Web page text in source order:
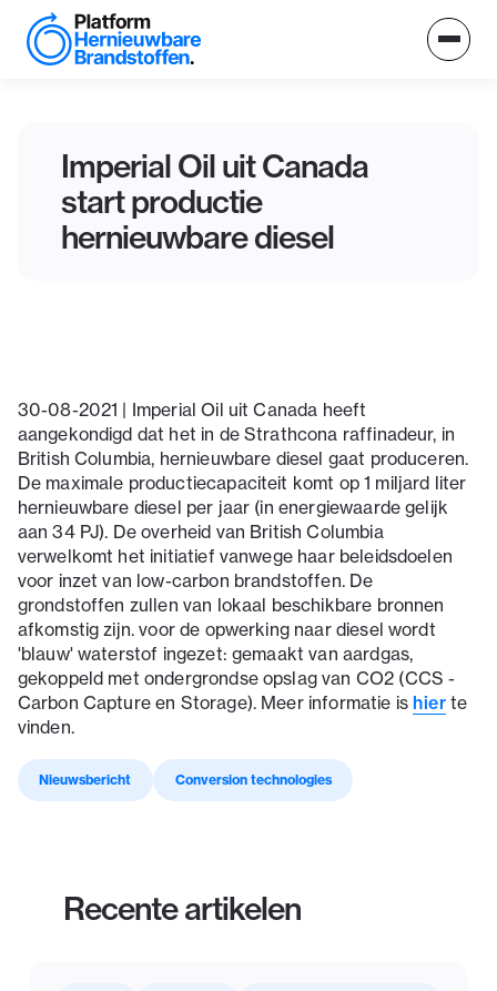
Imperial Oil uit Canada
start productie
hernieuwbare diesel
30-08-2021 | Imperial Oil uit Canada heeft
aangekondigd dat het in de Strathcona raffinadeur, in
British Columbia, hernieuwbare diesel gaat produceren.
De maximale productiecapaciteit komt op 1 miljard liter
hernieuwbare diesel per jaar (in energiewaarde gelijk
aan 34 PJ). De overheid van British Columbia
verwelkomt het initiatief vanwege haar beleidsdoelen
voor inzet van low-carbon brandstoffen. De
grondstoffen zullen van lokaal beschikbare bronnen
afkomstig zijn. voor de opwerking naar diesel wordt
'blauw' waterstof ingezet: gemaakt van aardgas,
gekoppeld met ondergrondse opslag van CO2 (CCS -
Carbon Capture en Storage). Meer informatie is hier te
vinden.
Nieuwsbericht Conversion technologies
Recente artikelen